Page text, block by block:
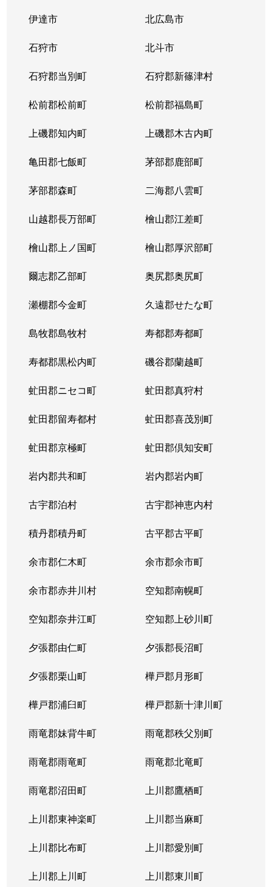
伊達市 北広島市
石狩市 北斗市
石狩郡当別町 石狩郡新篠津村
松前郡松前町 松前郡福島町
上磯郡知内町 上磯郡木古内町
亀田郡七飯町 茅部郡鹿部町
茅部郡森町 二海郡八雲町
山越郡長万部町 檜山郡江差町
檜山郡上ノ国町 檜山郡厚沢部町
爾志郡乙部町 奥尻郡奥尻町
瀬棚郡今金町 久遠郡せたな町
島牧郡島牧村 寿都郡寿都町
寿都郡黒松内町 磯谷郡蘭越町
虻田郡ニセコ町 虻田郡真狩村
虻田郡留寿都村 虻田郡喜茂別町
虻田郡京極町 虻田郡倶知安町
岩内郡共和町 岩内郡岩内町
古宇郡泊村 古宇郡神恵内村
積丹郡積丹町 古平郡古平町
余市郡仁木町 余市郡余市町
余市郡赤井川村 空知郡南幌町
空知郡奈井江町 空知郡上砂川町
夕張郡由仁町 夕張郡長沼町
夕張郡栗山町 樺戸郡月形町
樺戸郡浦臼町 樺戸郡新十津川町
雨竜郡妹背牛町 雨竜郡秩父別町
雨竜郡雨竜町 雨竜郡北竜町
雨竜郡沼田町 上川郡鷹栖町
上川郡東神楽町 上川郡当麻町
上川郡比布町 上川郡愛別町
上川郡上川町 上川郡東川町